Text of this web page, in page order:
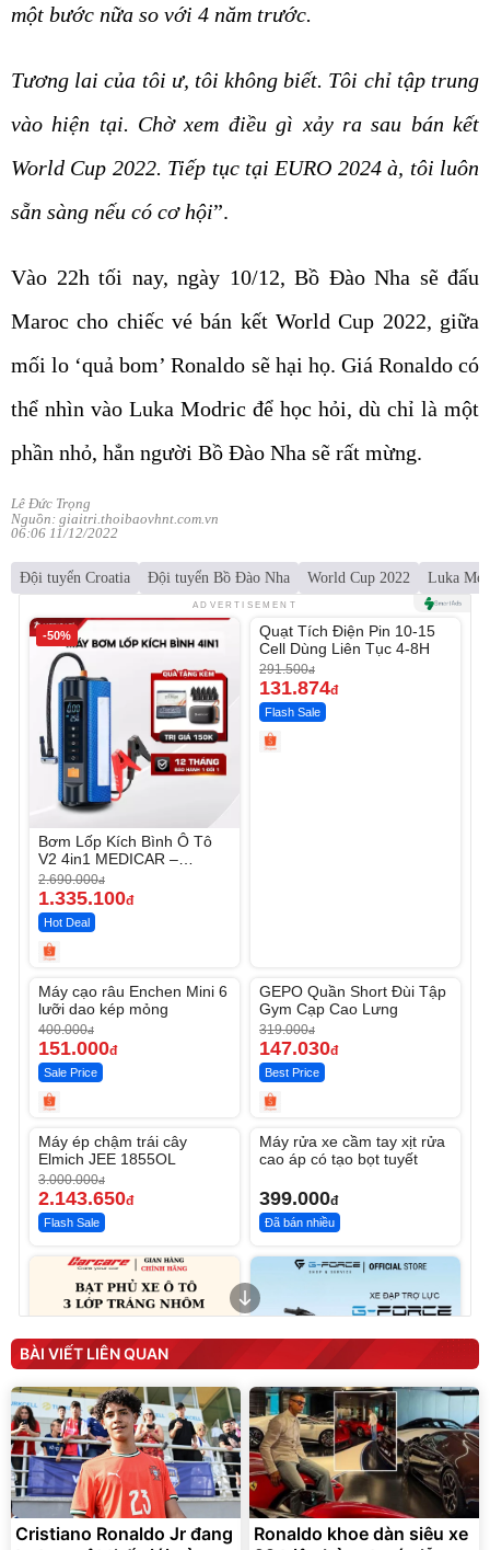
một bước nữa so với 4 năm trước.
Tương lai của tôi ư, tôi không biết. Tôi chỉ tập trung
vào hiện tại. Chờ xem điều gì xảy ra sau bán kết
World Cup 2022. Tiếp tục tại EURO 2024 à, tôi luôn
sẵn sàng nếu có cơ hội”.
Vào 22h tối nay, ngày 10/12, Bồ Đào Nha sẽ đấu
Maroc cho chiếc vé bán kết World Cup 2022, giữa
mối lo ‘quả bom’ Ronaldo sẽ hại họ. Giá Ronaldo có
thể nhìn vào Luka Modric để học hỏi, dù chỉ là một
phần nhỏ, hẳn người Bồ Đào Nha sẽ rất mừng.
Lê Đức Trọng
Nguồn: giaitri.thoibaovhnt.com.vn
06:06 11/12/2022
Đội tuyển Croatia Đội tuyển Bồ Đào Nha World Cup 2022 Luka
ADVERTISEMENT
-50%
Bơm Lốp Kích Bình Ô Tô
V2 4in1 MEDICAR –
12.000mAh
2.690.000đ
1.335.100đ
Hot Deal
-54%
Unmute
Quạt Tích Điện Pin 10-15
Cell Dùng Liên Tục 4-8H
291.500đ
131.874đ
Flash Sale
-62%
Máy cạo râu Enchen Mini 6
lưỡi dao kép mỏng
400.000đ
151.000đ
Sale Price
-53%
GEPO Quần Short Đùi Tập
Gym Cạp Cao Lưng
319.000đ
147.030đ
Best Price
-28%
Máy ép chậm trái cây
Elmich JEE 1855OL
3.000.000đ
2.143.650đ
Flash Sale
Máy rửa xe cầm tay xịt rửa
cao áp có tạo bọt tuyết
399.000đ
Đã bán nhiều
Bạt phủ xe ô tô cao cấp,
tráng nhôm 03 lớp
392.000đ
325.000đ
Xe đạp điện trợ lực G-
Force C14 gấp gọn bỏ cốp
tiện lợi
9.900.000đ
7.092.000đ
BÀI VIẾT LIÊN QUAN
Cristiano Ronaldo Jr đang
Ronaldo khoe dàn siêu xe